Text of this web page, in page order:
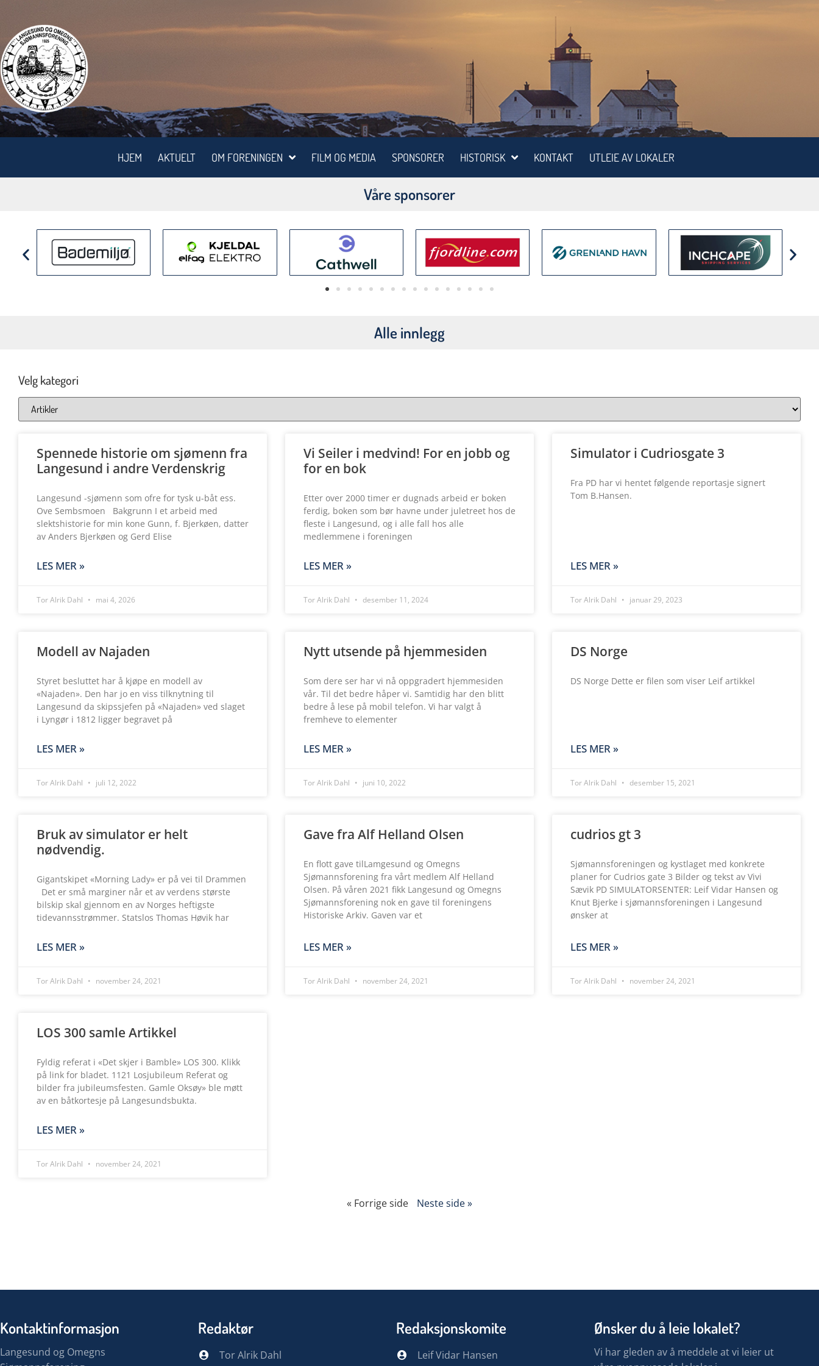
HJEM AKTUELT OM FORENINGEN FILM OG MEDIA SPONSORER HISTORISK KONTAKT UTLEIE AV LOKALER
Våre sponsorer
Alle innlegg
Velg kategori
Spennede historie om sjømenn fra
Langesund i andre Verdenskrig
Langesund -sjømenn som ofre for tysk u-båt ess.
Ove Sembsmoen Bakgrunn I et arbeid med
slektshistorie for min kone Gunn, f. Bjerkøen, datter
av Anders Bjerkøen og Gerd Elise
LES MER »
Tor Alrik Dahl mai 4, 2026
Vi Seiler i medvind! For en jobb og
for en bok
Etter over 2000 timer er dugnads arbeid er boken
ferdig, boken som bør havne under juletreet hos de
fleste i Langesund, og i alle fall hos alle
medlemmene i foreningen
LES MER »
Tor Alrik Dahl desember 11, 2024
Simulator i Cudriosgate 3
Fra PD har vi hentet følgende reportasje signert
Tom B.Hansen.
LES MER »
Tor Alrik Dahl januar 29, 2023
Modell av Najaden
Styret besluttet har å kjøpe en modell av
«Najaden». Den har jo en viss tilknytning til
Langesund da skipssjefen på «Najaden» ved slaget
i Lyngør i 1812 ligger begravet på
LES MER »
Tor Alrik Dahl juli 12, 2022
Nytt utsende på hjemmesiden
Som dere ser har vi nå oppgradert hjemmesiden
vår. Til det bedre håper vi. Samtidig har den blitt
bedre å lese på mobil telefon. Vi har valgt å
fremheve to elementer
LES MER »
Tor Alrik Dahl juni 10, 2022
DS Norge
DS Norge Dette er filen som viser Leif artikkel
LES MER »
Tor Alrik Dahl desember 15, 2021
Bruk av simulator er helt
nødvendig.
Gigantskipet «Morning Lady» er på vei til Drammen
Det er små marginer når et av verdens største
bilskip skal gjennom en av Norges heftigste
tidevannsstrømmer. Statslos Thomas Høvik har
LES MER »
Tor Alrik Dahl november 24, 2021
Gave fra Alf Helland Olsen
En flott gave tilLamgesund og Omegns
Sjømannsforening fra vårt medlem Alf Helland
Olsen. På våren 2021 fikk Langesund og Omegns
Sjømannsforening nok en gave til foreningens
Historiske Arkiv. Gaven var et
LES MER »
Tor Alrik Dahl november 24, 2021
cudrios gt 3
Sjømannsforeningen og kystlaget med konkrete
planer for Cudrios gate 3 Bilder og tekst av Vivi
Sævik PD SIMULATORSENTER: Leif Vidar Hansen og
Knut Bjerke i sjømannsforeningen i Langesund
ønsker at
LES MER »
Tor Alrik Dahl november 24, 2021
LOS 300 samle Artikkel
Fyldig referat i «Det skjer i Bamble» LOS 300. Klikk
på link for bladet. 1121 Losjubileum Referat og
bilder fra jubileumsfesten. Gamle Oksøy» ble møtt
av en båtkortesje på Langesundsbukta.
LES MER »
Tor Alrik Dahl november 24, 2021
« Forrige side Neste side »
Kontaktinformasjon
Langesund og Omegns
Redaktør
Tor Alrik Dahl
Redaksjonskomite
Leif Vidar Hansen
Ønsker du å leie lokalet?
Vi har gleden av å meddele at vi leier ut